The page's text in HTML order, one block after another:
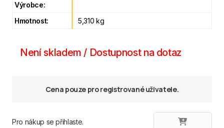
Výrobce:
Hmotnost:
5,310 kg
Není skladem / Dostupnost na dotaz
Cena pouze pro registrované uživatele.
Pro nákup se přihlaste.